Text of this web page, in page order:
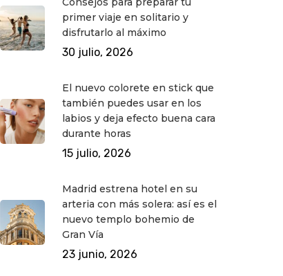
primer viaje en solitario y
disfrutarlo al máximo
30 julio, 2026
El nuevo colorete en stick que
también puedes usar en los
labios y deja efecto buena cara
durante horas
15 julio, 2026
Madrid estrena hotel en su
arteria con más solera: así es el
nuevo templo bohemio de
Gran Vía
23 junio, 2026